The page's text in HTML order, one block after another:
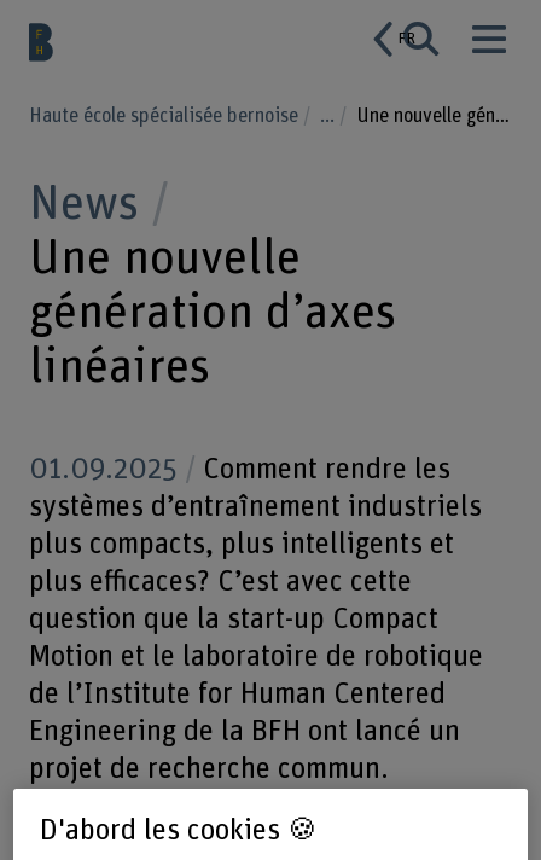
FR
Haute école spécialisée bernoise ... Une nouvelle génération d’axes linéaires
News
Une nouvelle
génération d’axes
linéaires
01.09.2025
Comment rendre les
systèmes d’entraînement industriels
plus compacts, plus intelligents et
plus efficaces? C’est avec cette
question que la start-up Compact
Motion et le laboratoire de robotique
de l’Institute for Human Centered
Engineering de la BFH ont lancé un
projet de recherche commun.
résultats obtenus marquent le début
D'abord les cookies 🍪